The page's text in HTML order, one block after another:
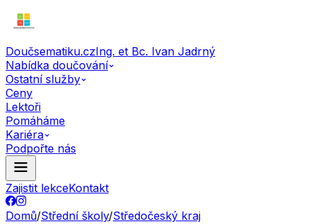
Doučsematiku.czIng. et Bc. Ivan Jadrný
Nabídka doučování
Ostatní služby
Ceny
Lektoři
Pomáháme
Kariéra
Podpořte nás
Zajistit lekceKontakt
Domů/Střední školy/Středočeský kraj